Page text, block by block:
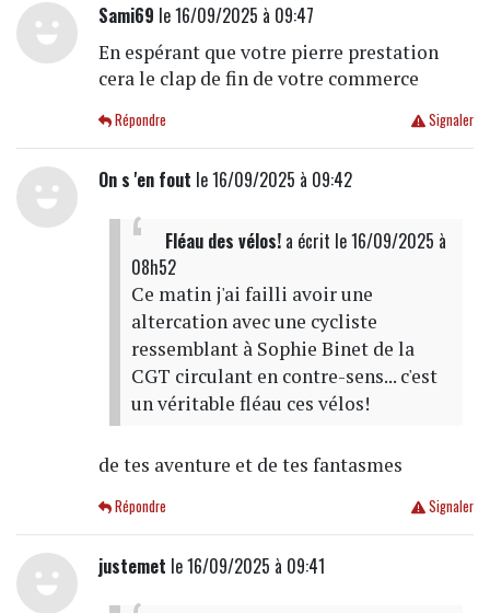
Sami69 le 16/09/2025 à 09:47
En espérant que votre pierre prestation
cera le clap de fin de votre commerce
Signaler
Répondre
On s 'en fout le 16/09/2025 à 09:42
Fléau des vélos!a écrit le 16/09/2025 à
08h52
Ce matin j'ai failli avoir une
altercation avec une cycliste
ressemblant à Sophie Binet de la
CGT circulant en contre-sens... c'est
un véritable fléau ces vélos!
de tes aventure et de tes fantasmes
Signaler
Répondre
justemet le 16/09/2025 à 09:41